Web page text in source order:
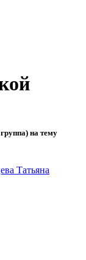
на тему
Татьяна